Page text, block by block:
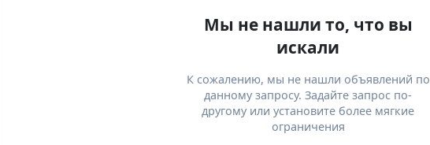
Мы не нашли то, что вы
искали
К сожалению, мы не нашли объявлений по
данному запросу. Задайте запрос по-
другому или установите более мягкие
ограничения